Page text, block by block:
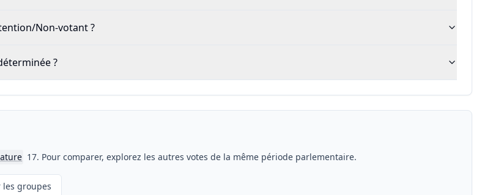
Non-votant ?
?
17. Pour comparer, explorez les autres votes de la même période parlementaire.
les groupes